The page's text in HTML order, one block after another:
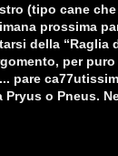
(tipo cane che
prossima
della “Raglia
per
pare
o Pneus.